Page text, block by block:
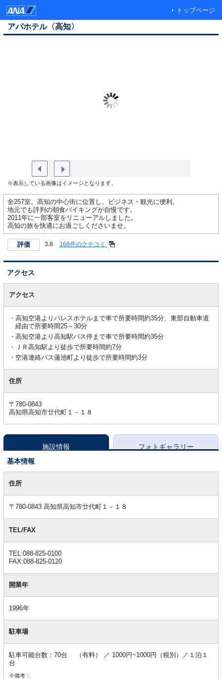
トップページ
アパホテル〈高知〉
※表示している画像はイメージとなります。
全257室。高知の中心街に位置し、ビジネス・観光に便利。
地元でも評判の朝食バイキングが自慢です。
2011年に一部客室をリニューアルしました。
高知の旅を快適にお過ごしくださいませ。
評価 3.8 168件のクチコミ
アクセス
アクセス
高知空港よりパレスホテルまで車で所要時間約35分、東部自動車道
経由で所要時間25～30分
高知空港より高知駅バス停まで車で所要時間約35分
ＪＲ高知駅より徒歩で所要時間約7分
空港連絡バス蓮池町より徒歩で所要時間約3分
住所
〒780-0843
高知県高知市廿代町１－１８
施設情報
フォトギャラリー
基本情報
本住所
〒780-0843 高知県高知市廿代町１－１８
TEL/FAX
TEL:088-825-0100
FAX:088-825-0120
開業年
1996年
駐車場
駐車可能台数：70台 （有料） ／ 1000円~1000円（税別）／１泊１
台
※備考：